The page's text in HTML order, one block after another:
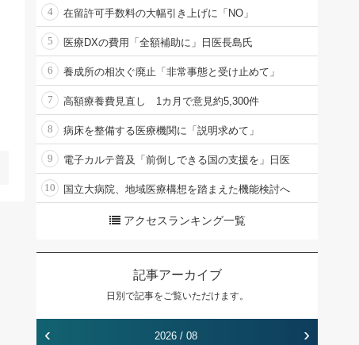
4 在留許可手数料の大幅引き上げに「NO」
5 医療DXの費用「全額補助に」日医長島氏
6 養成所の相次ぐ廃止「非常事態と受け止めて」
7 高額療養費見直し 1カ月で意見約5,300件
8 病床を整備する医療機関に「説明求めて」
9 電子カルテ普及「前倒しできる国の支援を」日医
10 国立大病院、地域医療構想を踏まえた機能検討へ
アクセスランキング一覧
記事アーカイブ
日別で記事をご覧いただけます。
‹ 2026 / 08 ›